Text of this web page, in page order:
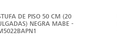
DE PISO 50 CM (20
NEGRA MABE -